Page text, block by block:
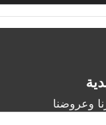
وعروضنا